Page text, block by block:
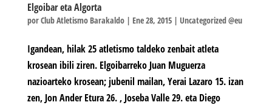
Elgoibar eta Algorta
porClub Atletismo Barakaldo| Ene 28, 2015| Uncategorized @eu
Igandean, hilak 25 atletismo taldeko zenbait atleta
krosean ibili ziren. Elgoibarreko Juan Muguerza
nazioarteko krosean; jubenil mailan, Yerai Lazaro 15. izan
zen, Jon Ander Etura 26. , Joseba Valle 29. eta Diego